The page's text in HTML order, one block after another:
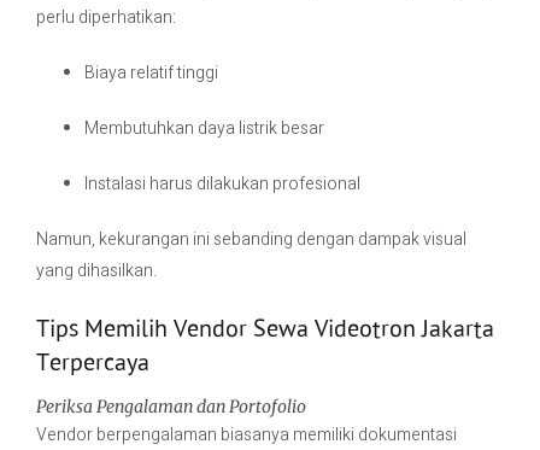
perlu diperhatikan:
Biaya relatif tinggi
Membutuhkan daya listrik besar
Instalasi harus dilakukan profesional
Namun, kekurangan ini sebanding dengan dampak visual
yang dihasilkan.
Tips Memilih Vendor Sewa Videotron Jakarta
Terpercaya
Periksa Pengalaman dan Portofolio
Vendor berpengalaman biasanya memiliki dokumentasi